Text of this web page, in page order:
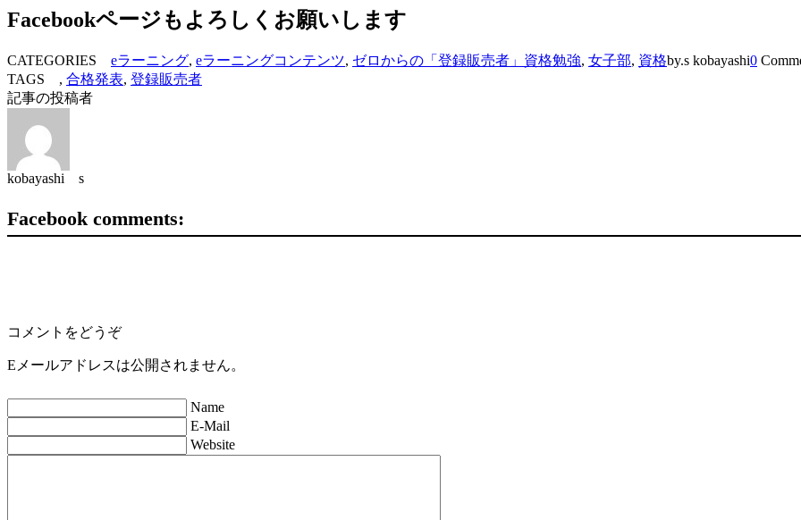
Facebookページもよろしくお願いします
CATEGORIES eラーニング, eラーニングコンテンツ, ゼロからの「登録販売者」資格勉強, 女子部, 資格by.s kobayashi0
TAGS , 合格発表, 登録販売者
記事の投稿者
kobayashi s
Facebook comments:
コメントをどうぞ
Eメールアドレスは公開されません。
Name
E-Mail
Website